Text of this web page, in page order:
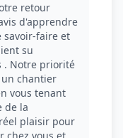
retour
d'apprendre
savoir-faire et
su
. Notre priorité
chantier
vous tenant
de la
plaisir pour